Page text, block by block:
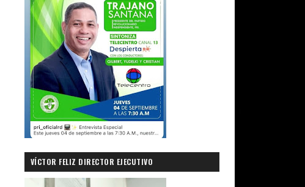
VÍCTOR FELIZ DIRECTOR EJECUTIVO
PRIMICIASDELSUR.COM